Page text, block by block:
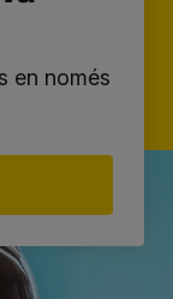
en només